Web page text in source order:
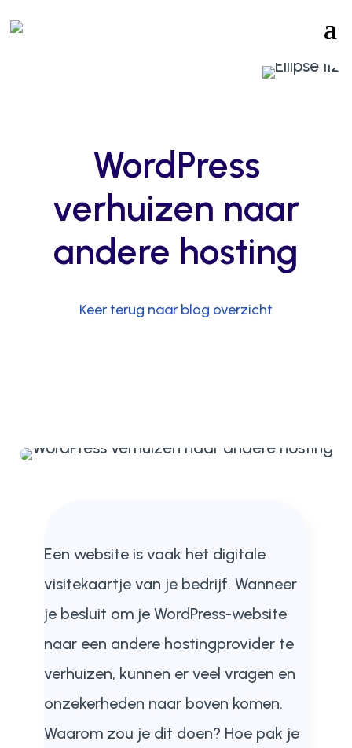
WordPress
verhuizen naar
andere hosting
Keer terug naar blog overzicht
Een website is vaak het digitale
visitekaartje van je bedrijf. Wanneer
je besluit om je WordPress-website
naar een andere hostingprovider te
verhuizen, kunnen er veel vragen en
onzekerheden naar boven komen.
Waarom zou je dit doen? Hoe pak je